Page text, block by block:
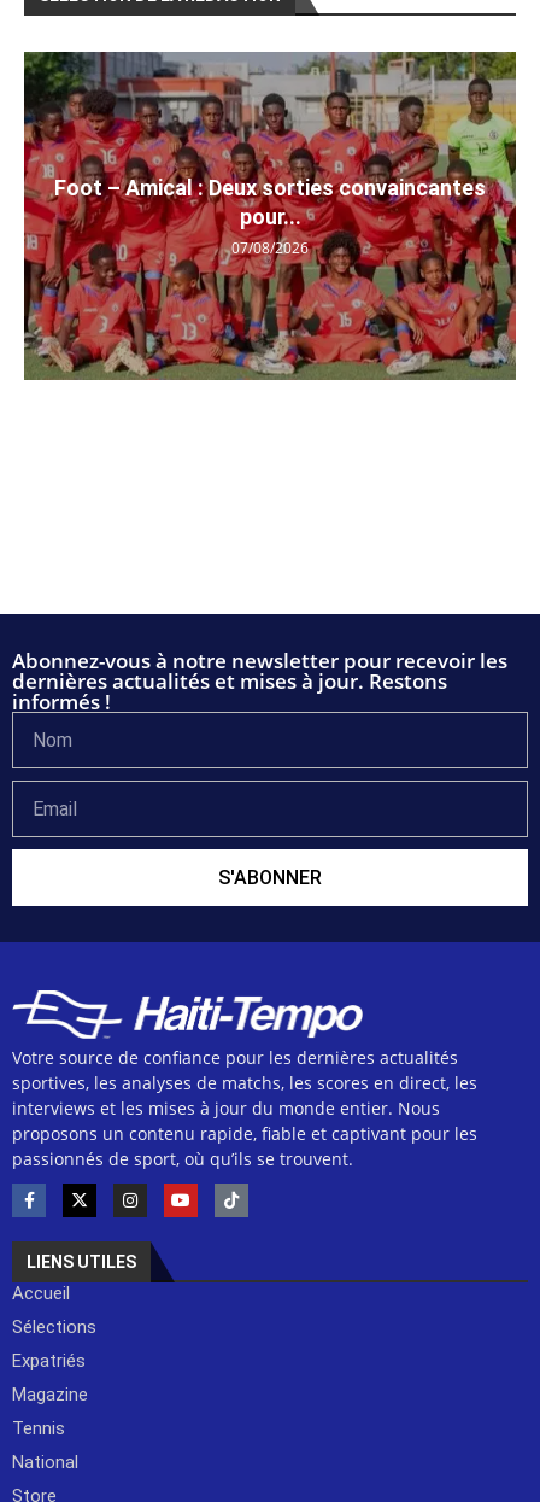
Foot – Amical : Deux sorties convaincantes
pour...
07/08/2026
Abonnez-vous à notre newsletter pour recevoir les
dernières actualités et mises à jour. Restons
informés !
S'ABONNER
Votre source de confiance pour les dernières actualités
sportives, les analyses de matchs, les scores en direct, les
interviews et les mises à jour du monde entier. Nous
proposons un contenu rapide, fiable et captivant pour les
passionnés de sport, où qu’ils se trouvent.
LIENS UTILES
Accueil
Sélections
Expatriés
Magazine
Tennis
National
Store